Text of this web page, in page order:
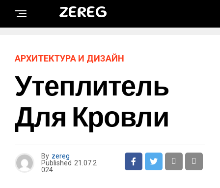
ZEREG
АРХИТЕКТУРА И ДИЗАЙН
Утеплитель
Для Кровли
By zereg
Published 21.07.2
024